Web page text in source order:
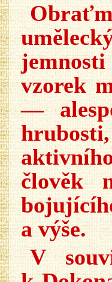
vzorek
—
člověk
a výše.
V